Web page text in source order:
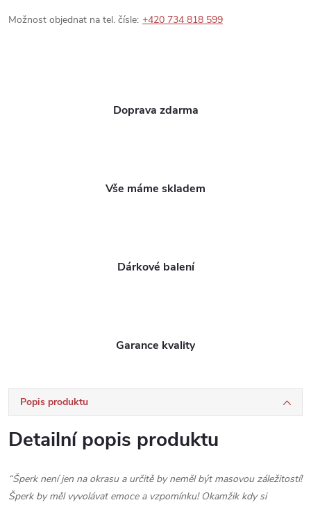
Možnost objednat na tel. čísle: +420 734 818 599
Doprava zdarma
Vše máme skladem
Dárkové balení
Garance kvality
Popis produktu
Detailní popis produktu
“Šperk není jen na okrasu a určitě by neměl být masovou záležitostí!
Šperk by měl vyvolávat emoce a vzpomínku! Okamžik kdy si